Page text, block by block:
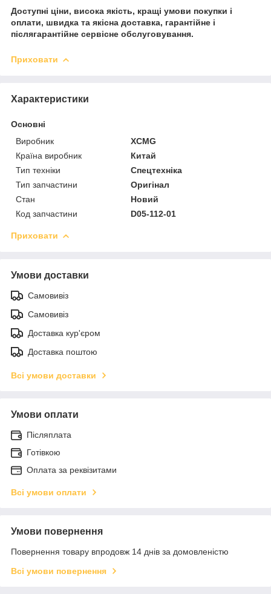
Доступні ціни, висока якість, кращі умови покупки і
оплати, швидка та якісна доставка, гарантійне і
післягарантійне сервісне обслуговування.
Приховати
Характеристики
Основні
Виробник
XCMG
Країна виробник
Китай
Тип техніки
Спецтехніка
Тип запчастини
Оригінал
Стан
Новий
Код запчастини
D05-112-01
Приховати
Умови доставки
Самовивіз
Самовивіз
Доставка кур'єром
Доставка поштою
Всі умови доставки
Умови оплати
Післяплата
Готівкою
Оплата за реквізитами
Всі умови оплати
Умови повернення
Повернення товару впродовж 14 днів за домовленістю
Всі умови повернення